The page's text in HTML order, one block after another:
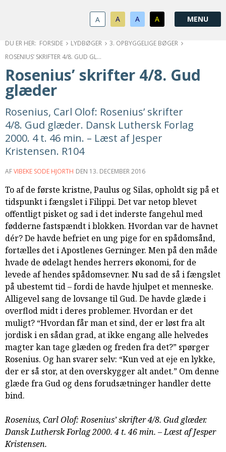
og
gå
indhold
forsiden
guide
for
1.2:
Bestyrelse
1.3:
Økonomi
1.5:
Privatlivspolitik
1.6:
Vedtægter
3.0:
Kalender
4.0:
Kristeligt
Lydbibliotek
5.0:
Lydbøger
udlån
6.0:
Bibelen
7.0:
Arrangementer
7.1:
Sommerstævne
7.2:
Nordisk
samarbejde
8.0:
Støt
KABB!
9.0:
Links
Næste
indlæg:
Rosenius’
skrifter
5/8.
Gud
dømmerForrige
indlæg:
Rosenius’
skrifter
Gud
tilgiver
A A A A
FORSIDE LYDBØGER
3. OPBYGGELIGE BØGER
ROSENIUS’ SKRIFTER 4/8. GUD GLÆDER
Rosenius’ skrifter 4/8. Gud
glæder
Rosenius, Carl Olof: Rosenius’ skrifter
4/8. Gud glæder. Dansk Luthersk Forlag
2000. 4 t. 46 min. – Læst af Jesper
Kristensen. R104
AFVIBEKE SODE HJORTH DEN 13. DECEMBER 2016
To af de første kristne, Paulus og Silas, opholdt sig på et
tidspunkt i fængslet i Filippi. Det var netop blevet
offentligt pisket og sad i det inderste fangehul med
fødderne fastspændt i blokken. Hvordan var de havnet
dér? De havde befriet en ung pige for en spådomsånd,
fortælles det i Apostlenes Gerninger. Men på den måde
hvade de ødelagt hendes herrers økonomi, for de
levede af hendes spådomsevner. Nu sad de så i fængslet
på ubestemt tid – fordi de havde hjulpet et menneske.
Alligevel sang de lovsange til Gud. De havde glæde i
overflod midt i deres problemer. Hvordan er det
muligt? “Hvordan får man et sind, der er løst fra alt
jordisk i en sådan grad, at ikke engang alle helvedes
magter kan tage glæden og freden fra det?” spørger
Rosenius. Og han svarer selv: “Kun ved at eje en lykke,
der er så stor, at den overskygger alt andet.” Om denne
glæde fra Gud og dens forudsætninger handler dette
bind.
Rosenius, Carl Olof: Rosenius’ skrifter 4/8. Gud glæder.
Dansk Luthersk Forlag 2000. 4 t. 46 min. – Læst af Jesper
Kristensen.